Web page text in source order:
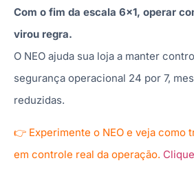
Com o fim da escala 6×1, operar
virou regra.
O NEO ajuda sua loja a manter
segurança operacional 24 por 7,
reduzidas.
👉 Experimente o NEO e veja como
em controle real da operação.